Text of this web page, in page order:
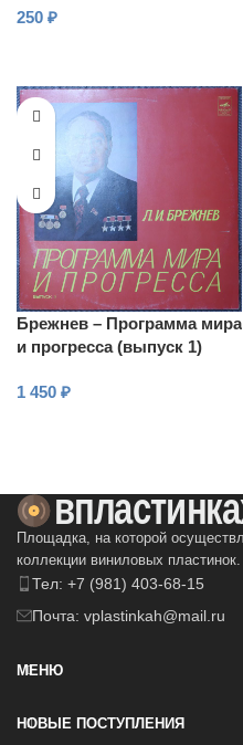
250 ₽
Брежнев – Программа мира
и прогресса (выпуск 1)
1 450 ₽
Площадка, на которой
коллекции виниловых пластинок.
Тел: +7 (981) 403-68-15
Почта: vplastinkah@mail.ru
МЕНЮ
НОВЫЕ ПОСТУПЛЕНИЯ